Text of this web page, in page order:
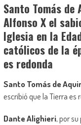
Santo Tomás
Alfonso X el
Iglesia en la
católicos de la
es redonda
Santo Tomás de
escribió que la Tierra es
Dante Alighieri, por